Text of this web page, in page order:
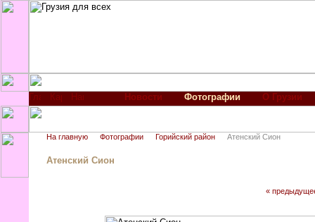
Новости Фотографии О Грузии
На главную Фотографии Горийский район Атенский Сион
Атенский Сион
«